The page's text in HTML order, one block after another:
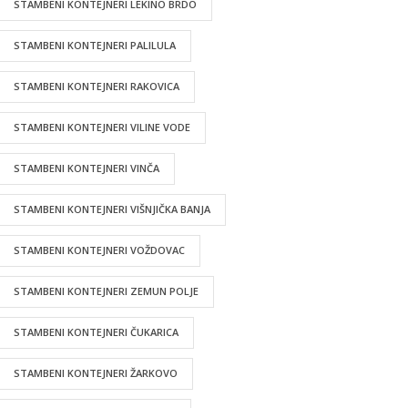
STAMBENI KONTEJNERI LEKINO BRDO
STAMBENI KONTEJNERI PALILULA
STAMBENI KONTEJNERI RAKOVICA
STAMBENI KONTEJNERI VILINE VODE
STAMBENI KONTEJNERI VINČA
STAMBENI KONTEJNERI VIŠNJIČKA BANJA
STAMBENI KONTEJNERI VOŽDOVAC
STAMBENI KONTEJNERI ZEMUN POLJE
STAMBENI KONTEJNERI ČUKARICA
STAMBENI KONTEJNERI ŽARKOVO